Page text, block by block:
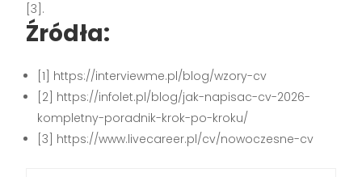
[3].
Źródła:
[1] https://interviewme.pl/blog/wzory-cv
[2] https://infolet.pl/blog/jak-napisac-cv-2026-
kompletny-poradnik-krok-po-kroku/
[3] https://www.livecareer.pl/cv/nowoczesne-cv